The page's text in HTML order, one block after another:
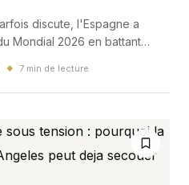
discute, l'Espagne a
Mondial 2026 en battant
pour tout le tableau.
◆ 7 min de lecture